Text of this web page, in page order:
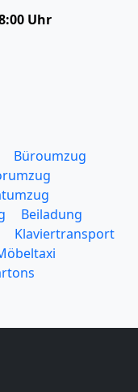
Uhr
Büroumzug
Beiladung
Klaviertransport